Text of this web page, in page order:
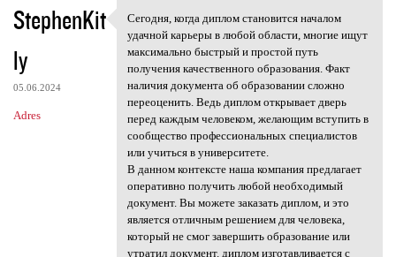
StephenKit
ly
05.06.2024
Adres
Сегодня, когда диплом
Сегодня, когда диплом становится началом
удачной карьеры в любой области, многие ищут
максимально быстрый и простой путь
получения качественного образования. Факт
наличия документа об образовании сложно
переоценить. Ведь диплом открывает дверь
перед каждым человеком, желающим вступить в
сообщество профессиональных специалистов
или учиться в университете.
В данном контексте наша компания предлагает
оперативно получить любой необходимый
документ. Вы можете заказать диплом, и это
является отличным решением для человека,
который не смог завершить образование или
утратил документ. диплом изготавливается с